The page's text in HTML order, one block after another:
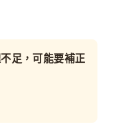
足，可能要補正